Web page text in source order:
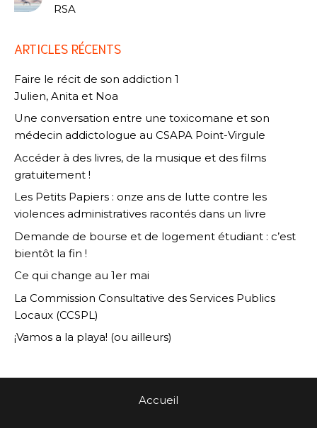
RSA
ARTICLES RÉCENTS
Faire le récit de son addiction 1
Julien, Anita et Noa
Une conversation entre une toxicomane et son
médecin addictologue au CSAPA Point-Virgule
Accéder à des livres, de la musique et des films
gratuitement !
Les Petits Papiers : onze ans de lutte contre les
violences administratives racontés dans un livre
Demande de bourse et de logement étudiant : c’est
bientôt la fin !
Ce qui change au 1er mai
La Commission Consultative des Services Publics
Locaux (CCSPL)
¡Vamos a la playa! (ou ailleurs)
Accueil